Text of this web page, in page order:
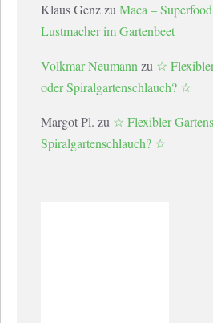
Klaus GenzzuMaca –
Lustmacher im Gartenbeet
Volkmar Neumannzu ☆
oder Spiralgartenschlauch? ☆
Margot Pl. zu ☆ Flexibler
Spiralgartenschlauch? ☆